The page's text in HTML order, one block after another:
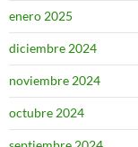
enero 2025
diciembre 2024
noviembre 2024
octubre 2024